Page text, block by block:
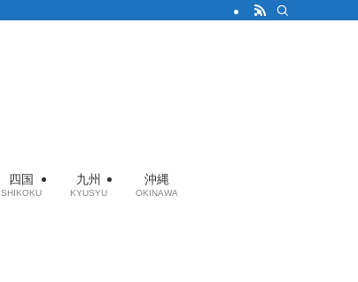
四国
SHIKOKU
九州
KYUSYU
沖縄
OKINAWA